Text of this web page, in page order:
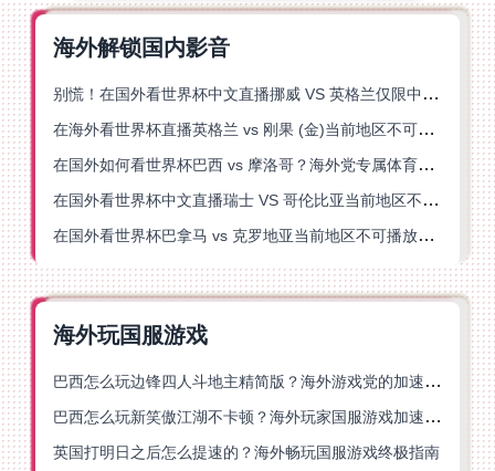
海外解锁国内影音
别慌！在国外看世界杯中文直播挪威 VS 英格兰仅限中国大陆？这篇指南帮你搞定
在海外看世界杯直播英格兰 vs 刚果 (金)当前地区不可播放？这篇指南帮你突破所有限制
在国外如何看世界杯巴西 vs 摩洛哥？海外党专属体育观赛指南来了
在国外看世界杯中文直播瑞士 VS 哥伦比亚当前地区不可播放？这篇指南帮你搞定
在国外看世界杯巴拿马 vs 克罗地亚当前地区不可播放？这篇指南帮你轻松解决海外体育直播难题
海外玩国服游戏
巴西怎么玩边锋四人斗地主精简版？海外游戏党的加速器终极选择
巴西怎么玩新笑傲江湖不卡顿？海外玩家国服游戏加速终极指南（附猫和老鼠一梦江湖实测）
英国打明日之后怎么提速的？海外畅玩国服游戏终极指南